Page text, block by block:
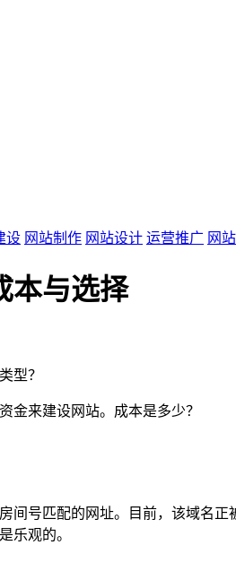
设 网站制作 网站设计 运营推广 网
本与选择
型？
金来建设网站。成本是多少？
间号匹配的网址。目前，该域名
乐观的。